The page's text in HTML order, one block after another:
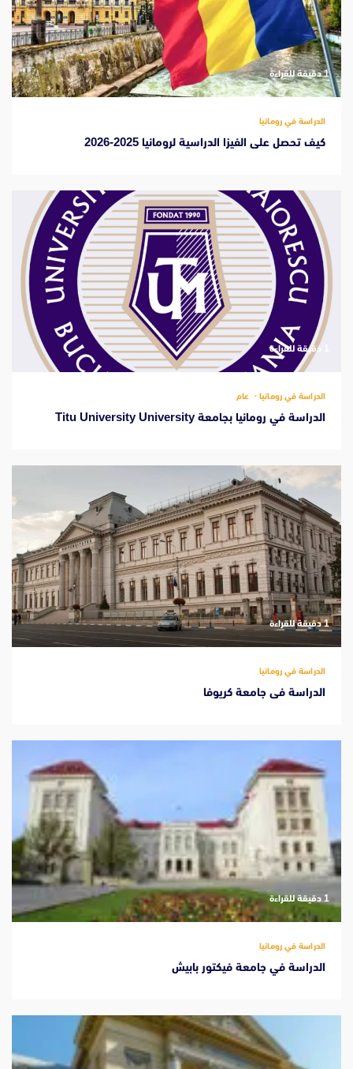
‫1 دقيقة للقراءة
الدراسة في رومانيا
كيف تحصل على الفيزا الدراسية لرومانيا 2025-2026
الدراسة في رومانيا عام
الدراسة في رومانيا بجامعة Titu University University
‫1 دقيقة للقراءة
الدراسة في رومانيا
الدراسة فى جامعة كريوفا
‫1 دقيقة للقراءة
الدراسة في رومانيا
الدراسة في جامعة فيكتور بابيش